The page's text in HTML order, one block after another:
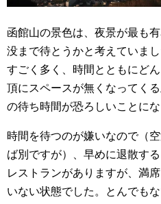
函館山の景色は、夜景が最も
没まで待とうかと考えていま
すごく多く、時間とともにど
頂にスペースが無くなってく
の待ち時間が恐ろしいことにな
時間を待つのが嫌いなので（
ば別ですが）、早めに退散す
レストランがありますが、満
いない状態でした。とんでも